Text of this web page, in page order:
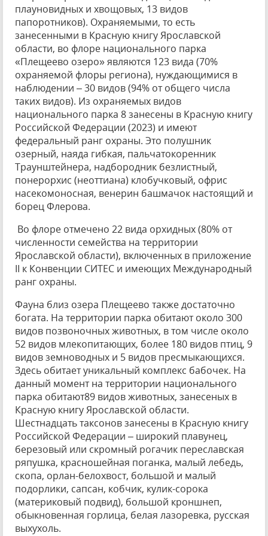
плауновидных и хвощовых, 13 видов
папоротников). Охраняемыми, то есть
занесенными в Красную книгу Ярославской
области, во флоре национального парка
«Плещеево озеро» являются 123 вида (70%
охраняемой флоры региона), нуждающимися в
наблюдении – 30 видов (94% от общего числа
таких видов). Из охраняемых видов
национального парка 8 занесены в Красную книгу
Российской Федерации (2023) и имеют
федеральный ранг охраны. Это полушник
озерный, наяда гибкая, пальчатокоренник
Траунштейнера, надбородник безлистный,
понерорхис (неоттиана) клобучковый, офрис
насекомоносная, венерин башмачок настоящий и
борец Флерова.
Во флоре отмечено 22 вида орхидных (80% от
численности семейства на территории
Ярославской области), включенных в приложение
II к Конвенции СИТЕС и имеющих Международный
ранг охраны.
Фауна близ озера Плещеево также достаточно
богата. На территории парка обитают около 300
видов позвоночных животных, в том числе около
52 видов млекопитающих, более 180 видов птиц, 9
видов земноводных и 5 видов пресмыкающихся.
Здесь обитает уникальный комплекс бабочек. На
данный момент на территории национального
парка обитают89 видов животных, занесеных в
Красную книгу Ярославской области.
Шестнадцать таксонов занесены в Красную книгу
Российской Федерации – широкий плавунец,
березовый или скромный рогачик переславская
ряпушка, красношейная поганка, малый лебедь,
скопа, орлан-белохвост, большой и малый
подорлики, сапсан, кобчик, кулик-сорока
(материковый подвид), большой кроншнеп,
обыкновенная горлица, белая лазоревка, русская
выхухоль.